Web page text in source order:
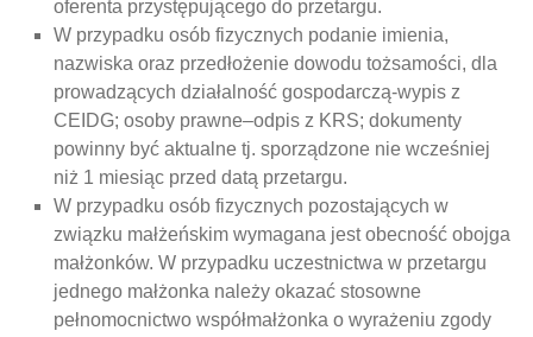
oferenta przystępującego do przetargu.
W przypadku osób fizycznych podanie imienia,
nazwiska oraz przedłożenie dowodu tożsamości, dla
prowadzących działalność gospodarczą-wypis z
CEIDG; osoby prawne–odpis z KRS; dokumenty
powinny być aktualne tj. sporządzone nie wcześniej
niż 1 miesiąc przed datą przetargu.
W przypadku osób fizycznych pozostających w
związku małżeńskim wymagana jest obecność obojga
małżonków. W przypadku uczestnictwa w przetargu
jednego małżonka należy okazać stosowne
pełnomocnictwo współmałżonka o wyrażeniu zgody